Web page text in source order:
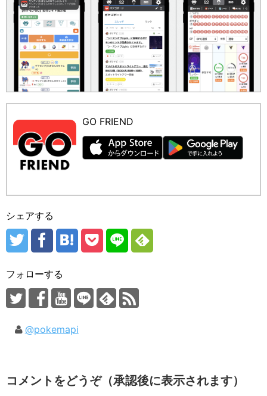
GO FRIEND
シェアする
フォローする
@pokemapi
コメントをどうぞ（承認後に表示されます）